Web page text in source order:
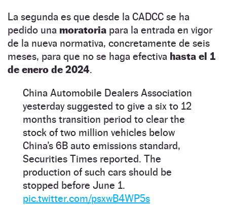
La segunda es que desde la CADCC se ha
pedido una moratoria para la entrada en vigor
de la nueva normativa, concretamente de seis
meses, para que no se haga efectiva hasta el 1
de enero de 2024.
China Automobile Dealers Association
yesterday suggested to give a six to 12
months transition period to clear the
stock of two million vehicles below
China’s 6B auto emissions standard,
Securities Times reported. The
production of such cars should be
stopped before June 1.
pic.twitter.com/psxwB4WP5s